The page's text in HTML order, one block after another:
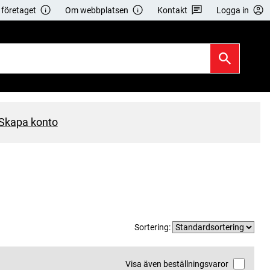
företaget Om webbplatsen Kontakt Logga in
konto
Sortering:
Visa även beställningsvaror